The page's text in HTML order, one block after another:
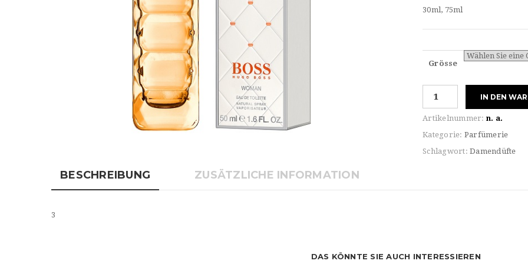
30ml, 75ml
Grösse
For
WOMEN
IN DEN
Artikelnummer: n. a.
Kategorie: Parfümerie
Schlagwort: Damendüfte
BESCHREIBUNG ZUSÄTZLICHE INFORMATION
3
DAS KÖNNTE SIE AUCH INTERESSIEREN